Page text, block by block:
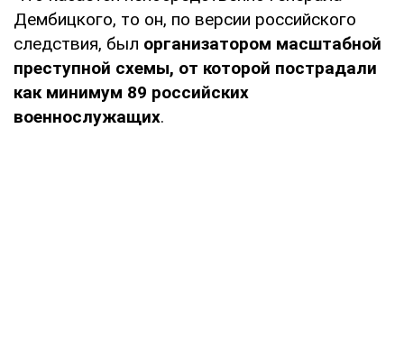
Дембицкого, то он, по версии российского
следствия, был организатором масштабной
преступной схемы, от которой пострадали
как минимум 89 российских
военнослужащих.